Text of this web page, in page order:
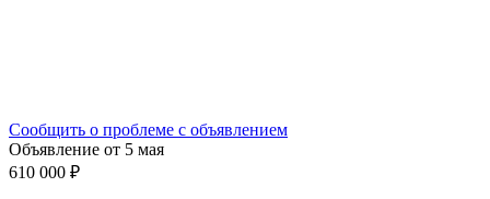
Сообщить о проблеме с объявлением
Объявление от 5 мая
610 000 ₽